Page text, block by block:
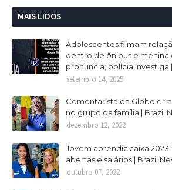
MAIS LIDOS
Adolescentes filmam
dentro de ônibus e menina
pronuncia; polícia investiga
setembro 14, 2025
Comentarista da Globo
no grupo da família | Brazil
dezembro 12, 2022
Jovem aprendiz caixa
abertas e salários | Brazil
outubro 07, 2022